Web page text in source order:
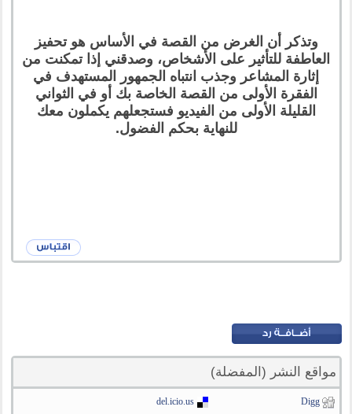
وتذكر أن الغرض من القصة في الأساس هو تحفيز
العاطفة للتأثير على الأشخاص، وصدقني إذا تمكنت من
إثارة المشاعر وجذب انتباه الجمهور المستهدف في
الفقرة الأولى من القصة الخاصة بك أو في الثواني
القليلة الأولى من الفيديو فستجعلهم يكملون معك
للنهاية بحكم الفضول.
مواقع النشر (المفضلة)
Digg
del.icio.us